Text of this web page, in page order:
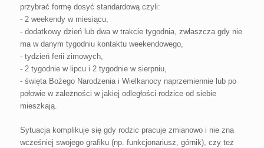
przybrać formę dosyć standardową czyli:
- 2 weekendy w miesiącu,
- dodatkowy dzień lub dwa w trakcie tygodnia, zwłaszcza gdy nie
ma w danym tygodniu kontaktu weekendowego,
- tydzień ferii zimowych,
- 2 tygodnie w lipcu i 2 tygodnie w sierpniu,
- święta Bożego Narodzenia i Wielkanocy naprzemiennie lub po
połowie w zależności w jakiej odległości rodzice od siebie
mieszkają.
Sytuacja komplikuje się gdy rodzic pracuje zmianowo i nie zna
wcześniej swojego grafiku (np. funkcjonariusz, górnik), czy też